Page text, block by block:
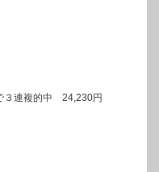
３連複的中 24,230円